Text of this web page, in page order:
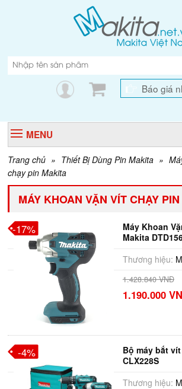
Báo giá
MENU
Trang chủ » Thiết Bị Dùng Pin Makita »
chạy pin Makita
MÁY KHOAN VẶN VÍT CHẠY
Máy Khoan
Makita
Thương hiệu:
1.428.840 VNĐ
1.190.000
-17%
Bộ máy bắt
CLX228S
Thương hiệu:
-4%